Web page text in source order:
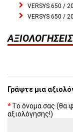
VERSYS 650 /
VERSYS 650 /
Γράψτε μια
Το όνομα σας (θα
αξιολόγησης!)